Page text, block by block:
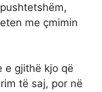
me çmimin
e gjithë kjo që
të saj, por në